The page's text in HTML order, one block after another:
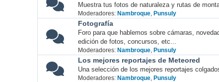
Muestra tus fotos de naturaleza y rutas de
Moderadores: Nambroque, Punsuly
Fotografía
Foro para que hablemos sobre cámaras,
edición de fotos, concursos, etc...
Moderadores: Nambroque, Punsuly
Los mejores reportajes de Meteored
Una selección de los mejores reportajes
Moderadores: Nambroque, Punsuly